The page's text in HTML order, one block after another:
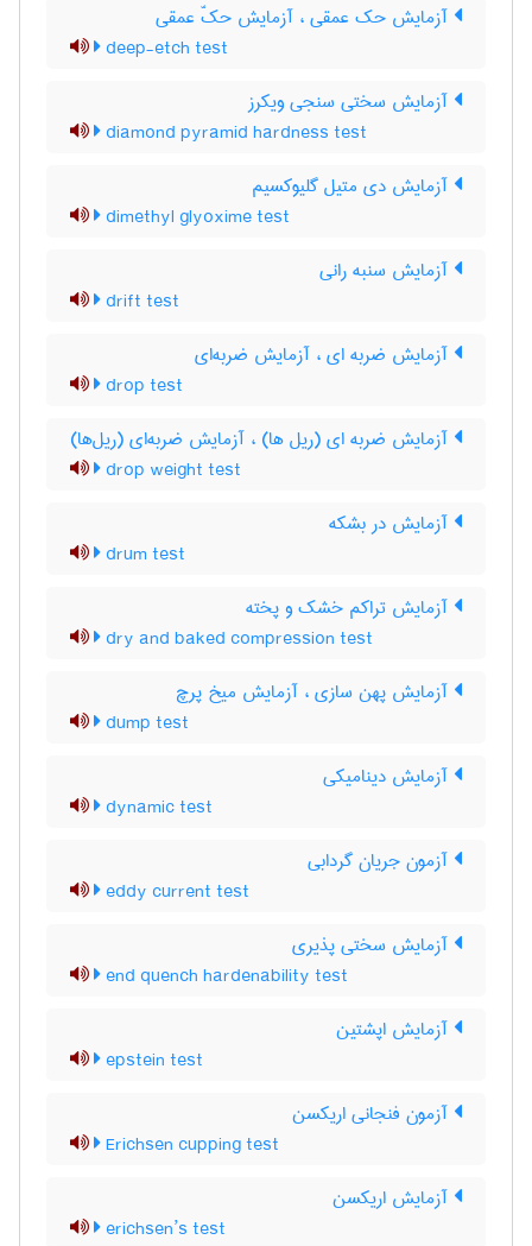
آزمایش حک عمقی ، آزمایش حکّ عمقی
deep-etch test
آزمایش سختی سنجی ویکرز
diamond pyramid hardness test
آزمایش دی متیل گلیوکسیم
dimethyl glyoxime test
آزمایش سنبه رانی
drift test
آزمایش ضربه ای ، آزمایش ضربه‌ای
drop test
آزمایش ضربه ای (ریل ها) ، آزمایش ضربه‌ای (ریل‌ها)
drop weight test
آزمایش در بشکه
drum test
آزمایش تراکم خشک و پخته
dry and baked compression test
آزمایش پهن سازی ، آزمایش میخ پرچ
dump test
آزمایش دینامیکی
dynamic test
آزمون جریان گردابی
eddy current test
آزمایش سختی پذیری
end quench hardenability test
آزمایش اپشتین
epstein test
آزمون فنجانی اریکسن
Erichsen cupping test
آزمایش اریکسن
erichsen’s test